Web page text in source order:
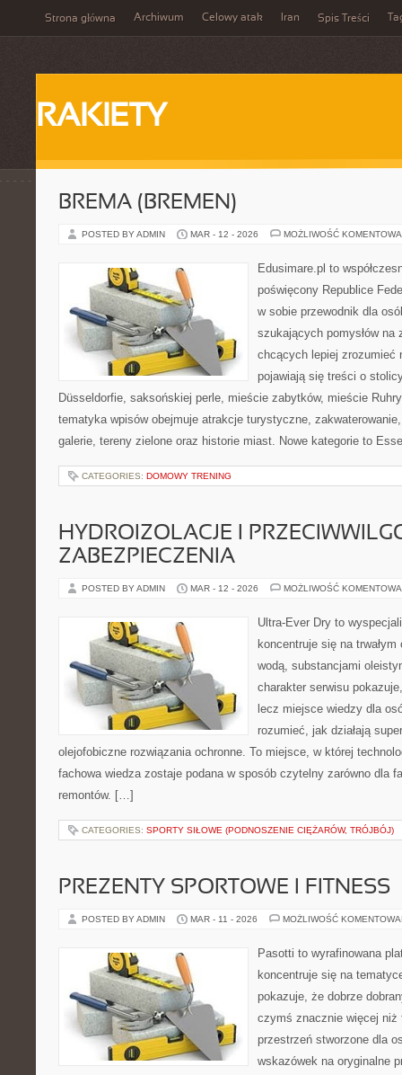
Strona główna Archiwum Celowy atak Iran Spis Treści
RAKIETY
BREMA (BREMEN)
POSTED BY ADMIN MAR - 12 - 2026 MOŻLIWOŚĆ
Edusimare.pl to
poświęcony Republice
w sobie przewodnik dla
szukających pomysłów
chcących lepiej zrozumieć
pojawiają się treści o
Düsseldorfie, saksońskiej perle, mieście zabytków, mieście
tematyka wpisów obejmuje atrakcje turystyczne,
galerie, tereny zielone oraz historie miast. Nowe kategorie to
CATEGORIES: DOMOWY TRENING
HYDROIZOLACJE I
ZABEZPIECZENIA
POSTED BY ADMIN MAR - 12 - 2026 MOŻLIWOŚĆ
Ultra-Ever Dry to
koncentruje się na trwałym
wodą, substancjami
charakter serwisu
lecz miejsce wiedzy dla
rozumieć, jak działają
olejofobiczne rozwiązania ochronne. To miejsce, w której
fachowa wiedza zostaje podana w sposób czytelny zarówno dla
remontów. […]
CATEGORIES: SPORTY SIŁOWE (PODNOSZENIE CIĘŻARÓW, TRÓJBÓJ)
PREZENTY SPORTOWE I FITNESS
POSTED BY ADMIN MAR - 11 - 2026 MOŻLIWOŚĆ
Pasotti to wyrafinowana
koncentruje się na
pokazuje, że dobrze
czymś znacznie więcej niż
przestrzeń stworzone dla
wskazówek na oryginalne